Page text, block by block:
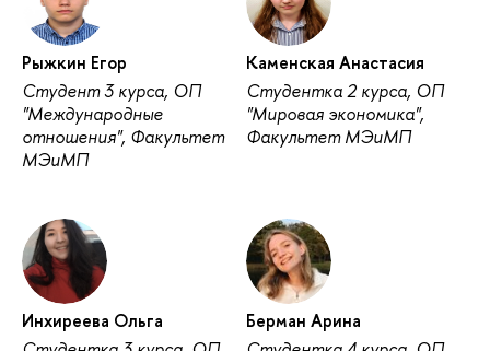
Рыжкин Егор
Студент 3 курса, ОП
"Международные
отношения", Факультет
МЭиМП
Каменская Анастасия
Студентка 2 курса, ОП
"Мировая экономика",
Факультет МЭиМП
Инхиреева Ольга
Берман Арина